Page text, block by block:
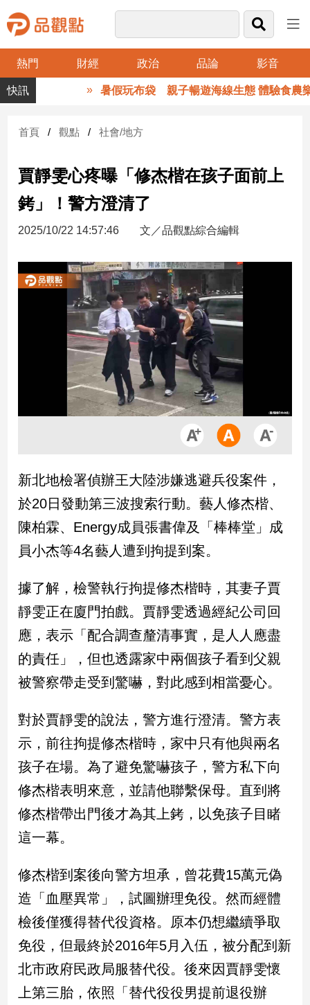
熱門 財經 政治 品論 影音
品
觀
財
台
財
新
產
經/
品
政
治
政
治
焦
品
點
民
調
國
會
觀
兩
岸/
國
社
地
方
新
冠
病
專
暑假玩布袋 親子暢遊海線生態 體驗食農樂趣
首頁 觀點 社會/地方
賈靜雯心疼曝「修杰楷在孩子面前上
銬」！警方澄清了
2025/10/22 14:57:46 文／品觀點綜合編輯
新北地檢署偵辦王大陸涉嫌逃避兵役案件，
於20日發動第三波搜索行動。藝人修杰楷、
陳柏霖、Energy成員張書偉及「棒棒堂」成
員小杰等4名藝人遭到拘提到案。
據了解，檢警執行拘提修杰楷時，其妻子賈
靜雯正在廈門拍戲。賈靜雯透過經紀公司回
應，表示「配合調查釐清事實，是人人應盡
的責任」，但也透露家中兩個孩子看到父親
被警察帶走受到驚嚇，對此感到相當憂心。
對於賈靜雯的說法，警方進行澄清。警方表
示，前往拘提修杰楷時，家中只有他與兩名
孩子在場。為了避免驚嚇孩子，警方私下向
修杰楷表明來意，並請他聯繫保母。直到將
修杰楷帶出門後才為其上銬，以免孩子目睹
這一幕。
修杰楷到案後向警方坦承，曾花費15萬元偽
造「血壓異常」，試圖辦理免役。然而經體
檢後僅獲得替代役資格。原本仍想繼續爭取
免役，但最終於2016年5月入伍，被分配到新
北市政府民政局服替代役。後來因賈靜雯懷
上第三胎，依照「替代役役男提前退役辦